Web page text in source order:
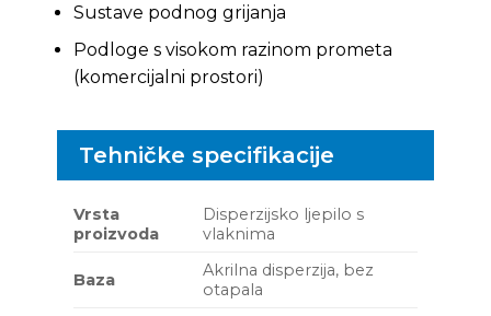
Sustave podnog grijanja
Podloge s visokom razinom prometa
(komercijalni prostori)
Tehničke specifikacije
Vrsta
proizvoda
Disperzijsko ljepilo s
vlaknima
Baza
Akrilna disperzija, bez
otapala